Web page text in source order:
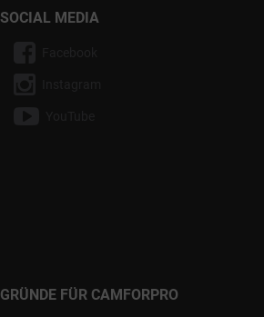
SOCIAL MEDIA
GRÜNDE FÜR CAMFORPRO